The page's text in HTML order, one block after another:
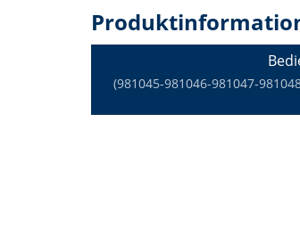
(981045-981046-981047-